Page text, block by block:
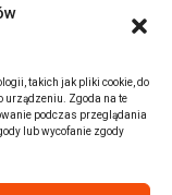
takich jak pliki cookie, do
urządzeniu. Zgoda na te
podczas przeglądania
lub wycofanie zgody